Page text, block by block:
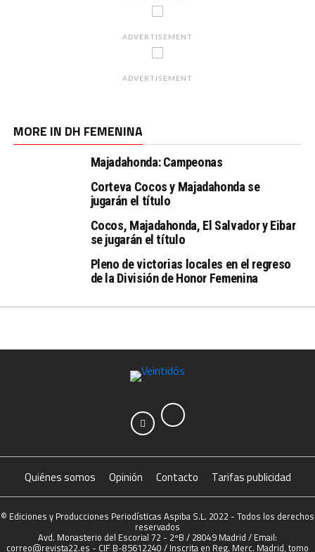
ADVERTISEMENT
ADVERTISEMENT
MORE IN DH FEMENINA
Majadahonda: Campeonas
Corteva Cocos y Majadahonda se
jugarán el título
Cocos, Majadahonda, El Salvador y Eibar
se jugarán el título
Pleno de victorias locales en el regreso
de la División de Honor Femenina
Quiénes somos Opinión Contacto Tarifas publicidad
© Ediciones y Producciones Periodísticas Aspiba S.L. 2022 - Todos los derechos
reservados
Avd. Monasterio del Escorial 72 - 2ºB / 28049 Madrid / Email:
correo@revista22.es - CIF B-85612240 / Inscrita en Reg. Merc. Madrid, tomo